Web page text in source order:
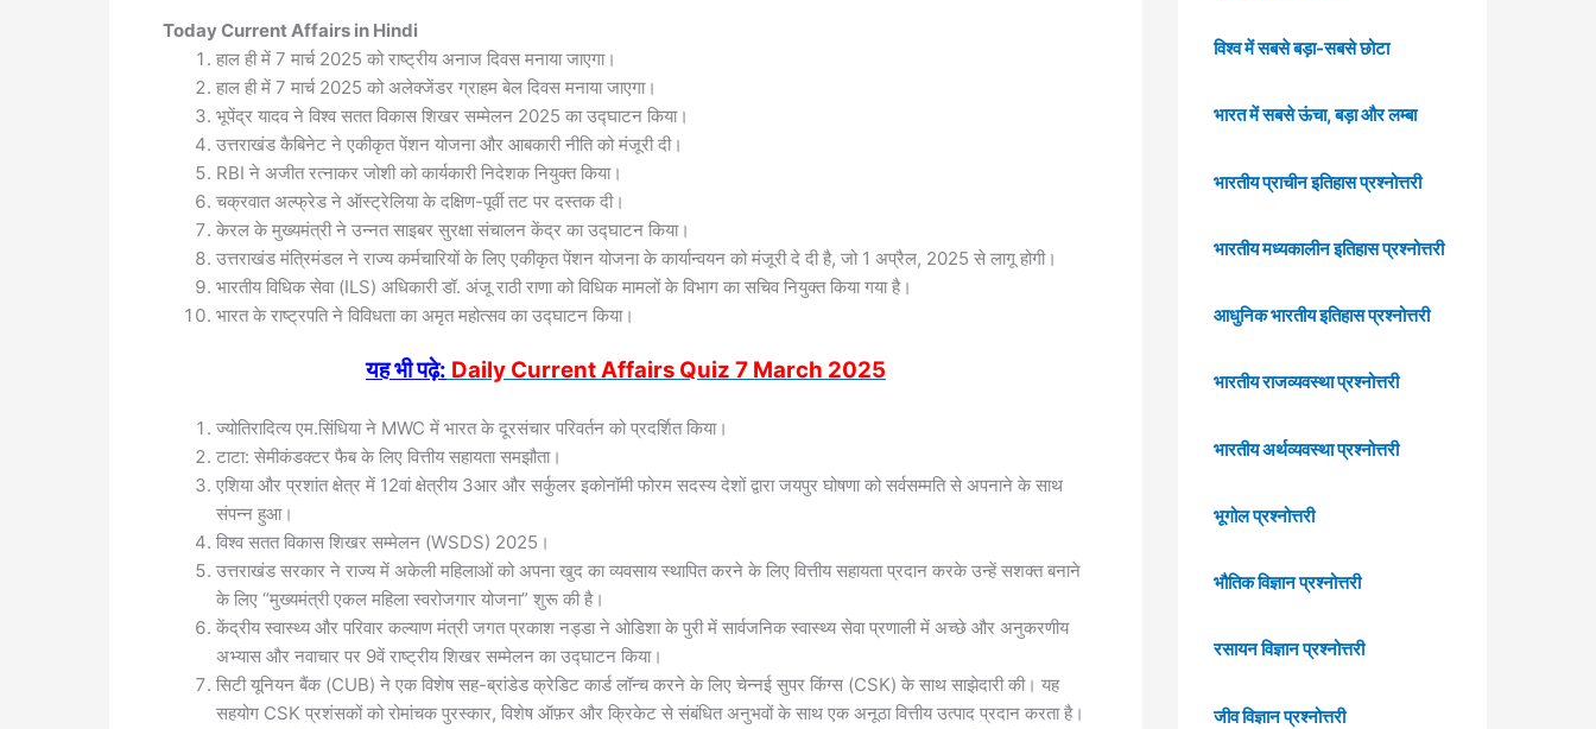
TodayCurrent Affairs in Hindi
हाल ही में 7 मार्च 2025 को राष्ट्रीय अनाज दिवस मनाया जाएगा।
हाल ही में 7 मार्च 2025 को अलेक्जेंडर ग्राहम बेल दिवस मनाया जाएगा।
भूपेंद्र यादव ने विश्व सतत विकास शिखर सम्मेलन 2025 का उद्घाटन किया।
उत्तराखंड कैबिनेट ने एकीकृत पेंशन योजना और आबकारी नीति को मंजूरी दी।
RBI ने अजीत रत्नाकर जोशी को कार्यकारी निदेशक नियुक्त किया।
चक्रवात अल्फ्रेड ने ऑस्ट्रेलिया के दक्षिण-पूर्वी तट पर दस्तक दी।
केरल के मुख्यमंत्री ने उन्नत साइबर सुरक्षा संचालन केंद्र का उद्घाटन किया।
उत्तराखंड मंत्रिमंडल ने राज्य कर्मचारियों के लिए एकीकृत पेंशन योजना के कार्यान्वयन को मंजूरी दे दी है, जो 1 अप्रैल, 2025 से लागू होगी।
भारतीय विधिक सेवा (ILS) अधिकारी डॉ. अंजू राठी राणा को विधिक मामलों के विभाग का सचिव नियुक्त किया गया है।
भारत के राष्ट्रपति ने विविधता का अमृत महोत्सव का उद्घाटन किया।
यह भी पढ़े: Daily Current Affairs Quiz 7 March 2025
ज्योतिरादित्य एम.सिंधिया ने MWC में भारत के दूरसंचार परिवर्तन को प्रदर्शित किया।
टाटा: सेमीकंडक्टर फैब के लिए वित्तीय सहायता समझौता।
एशिया और प्रशांत क्षेत्र में 12वां क्षेत्रीय 3आर और सर्कुलर इकोनॉमी फोरम सदस्य देशों द्वारा जयपुर घोषणा को सर्वसम्मति से अपनाने के साथ
संपन्न हुआ।
विश्व सतत विकास शिखर सम्मेलन (WSDS) 2025।
उत्तराखंड सरकार ने राज्य में अकेली महिलाओं को अपना खुद का व्यवसाय स्थापित करने के लिए वित्तीय सहायता प्रदान करके उन्हें सशक्त बनाने
के लिए “मुख्यमंत्री एकल महिला स्वरोजगार योजना” शुरू की है।
केंद्रीय स्वास्थ्य और परिवार कल्याण मंत्री जगत प्रकाश नड्डा ने ओडिशा के पुरी में सार्वजनिक स्वास्थ्य सेवा प्रणाली में अच्छे और अनुकरणीय
अभ्यास और नवाचार पर 9वें राष्ट्रीय शिखर सम्मेलन का उद्घाटन किया।
सिटी यूनियन बैंक (CUB) ने एक विशेष सह-ब्रांडेड क्रेडिट कार्ड लॉन्च करने के लिए चेन्नई सुपर किंग्स (CSK) के साथ साझेदारी की। यह
सहयोग CSK प्रशंसकों को रोमांचक पुरस्कार, विशेष ऑफ़र और क्रिकेट से संबंधित अनुभवों के साथ एक अनूठा वित्तीय उत्पाद प्रदान करता है।
विश्व में सबसे बड़ा-सबसे छोटा
भारत में सबसे ऊंचा, बड़ा और लम्बा
भारतीय प्राचीन इतिहास प्रश्नोत्तरी
भारतीय मध्यकालीन इतिहास प्रश्नोत्तरी
आधुनिक भारतीय इतिहास प्रश्नोत्तरी
भारतीय राजव्यवस्था प्रश्नोत्तरी
भारतीय अर्थव्यवस्था प्रश्नोत्तरी
भूगोल प्रश्नोत्तरी
भौतिक विज्ञान प्रश्नोत्तरी
रसायन विज्ञान प्रश्नोत्तरी
जीव विज्ञान प्रश्नोत्तरी